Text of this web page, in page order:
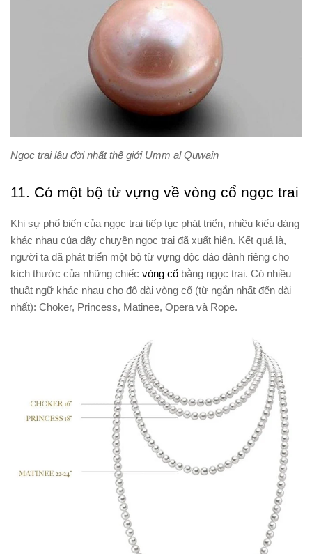
Ngọc trai lâu đời nhất thế giới Umm al Quwain
11. Có một bộ từ vựng về vòng cổ ngọc trai
Khi sự phổ biến của ngọc trai tiếp tục phát triển, nhiều kiểu dáng
khác nhau của dây chuyền ngọc trai đã xuất hiện. Kết quả là,
người ta đã phát triển một bộ từ vựng độc đáo dành riêng cho
kích thước của những chiếc vòng cổ bằng ngọc trai. Có nhiều
thuật ngữ khác nhau cho độ dài vòng cổ (từ ngắn nhất đến dài
nhất): Choker, Princess, Matinee, Opera và Rope.